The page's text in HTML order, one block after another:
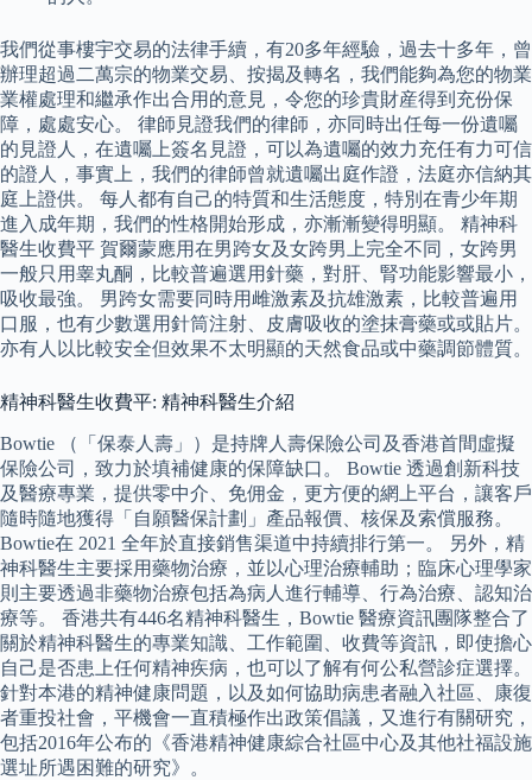
我們從事樓宇交易的法律手續，有20多年經驗，過去十多年，曾
辦理超過二萬宗的物業交易、按揭及轉名，我們能夠為您的物業
業權處理和繼承作出合用的意見，令您的珍貴財産得到充份保
障，處處安心。 律師見證我們的律師，亦同時出任每一份遺囑
的見證人，在遺囑上簽名見證，可以為遺囑的效力充任有力可信
的證人，事實上，我們的律師曾就遺囑出庭作證，法庭亦信納其
庭上證供。 每人都有自己的特質和生活態度，特別在青少年期
進入成年期，我們的性格開始形成，亦漸漸變得明顯。 精神科
醫生收費平 賀爾蒙應用在男跨女及女跨男上完全不同，女跨男
一般只用睾丸酮，比較普遍選用針藥，對肝、腎功能影響最小，
吸收最強。 男跨女需要同時用雌激素及抗雄激素，比較普遍用
口服，也有少數選用針筒注射、皮膚吸收的塗抹膏藥或或貼片。
亦有人以比較安全但效果不太明顯的天然食品或中藥調節體質。
精神科醫生收費平: 精神科醫生介紹
Bowtie （「保泰人壽」）是持牌人壽保險公司及香港首間虛擬
保險公司，致力於填補健康的保障缺口。 Bowtie 透過創新科技
及醫療專業，提供零中介、免佣金，更方便的網上平台，讓客戶
隨時隨地獲得「自願醫保計劃」產品報價、核保及索償服務。
Bowtie在 2021 全年於直接銷售渠道中持續排行第一。 另外，精
神科醫生主要採用藥物治療，並以心理治療輔助；臨床心理學家
則主要透過非藥物治療包括為病人進行輔導、行為治療、認知治
療等。 香港共有446名精神科醫生，Bowtie 醫療資訊團隊整合了
關於精神科醫生的專業知識、工作範圍、收費等資訊，即使擔心
自己是否患上任何精神疾病，也可以了解有何公私營診症選擇。
針對本港的精神健康問題，以及如何協助病患者融入社區、康復
者重投社會，平機會一直積極作出政策倡議，又進行有關研究，
包括2016年公布的《香港精神健康綜合社區中心及其他社福設施
選址所遇困難的研究》。